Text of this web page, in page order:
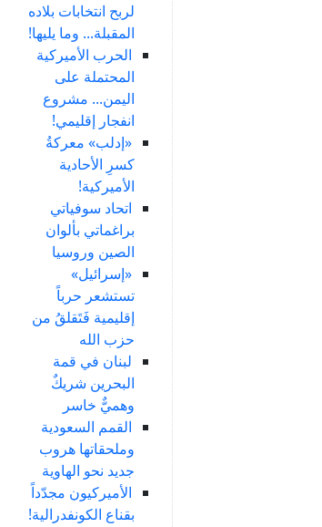
لربح انتخابات بلاده
المقبلة... وما يليها!
الحرب الأميركية
المحتملة على
اليمن... مشروع
انفجار إقليمي!
«إدلب» معركةُ
كسرِ الأحادية
الأميركية!
اتحاد سوفياتي
براغماتي بألوان
الصين وروسيا
«إسرائيل»
تستشعر حرباً
إقليمية فَتَقلقُ من
حزب الله
لبنان في قمة
البحرين شريكٌ
وهميٌّ خاسر
القمم السعودية
وملحقاتها هروب
جديد نحو الهاوية
الأميركيون مجدّداً
بقناع الكونفدرالية!